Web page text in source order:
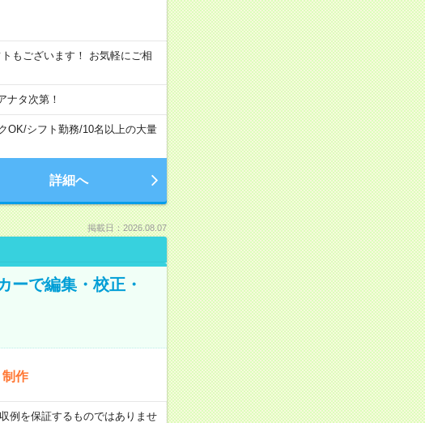
もございます！ お気軽にご相
タ次第！
OK/シフト勤務/10名以上の大量
詳細へ
掲載日：2026.08.07
ーで編集・校正・
作
を保証するものではありませ